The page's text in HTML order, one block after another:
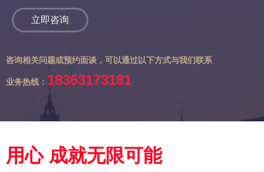
立即咨询
咨询相关问题或预约面谈，可以通过以下方式与我们联系
业务热线： 18363173181
用心 成就无限可能